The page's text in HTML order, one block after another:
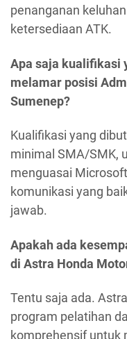
penanganan
ketersediaan ATK.
Apa saja kualifikasi
melamar posisi
Sumenep?
Kualifikasi yang
minimal SMA/SMK,
menguasai
komunikasi yang
jawab.
Apakah ada
di Astra Honda
Tentu saja ada.
program pelatihan
komprehensif untuk